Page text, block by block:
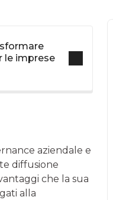
le imprese
aziendale e
diffusione
che la sua
alla